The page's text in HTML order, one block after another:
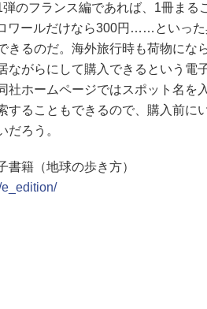
のフランス編であれば、1冊まる
ワールだけなら300円……といった
きるのだ。海外旅行時も荷物にな
ながらにして購入できるという電
社ホームページではスポット名を
することもできるので、購入前に
だろう。
籍（地球の歩き方）